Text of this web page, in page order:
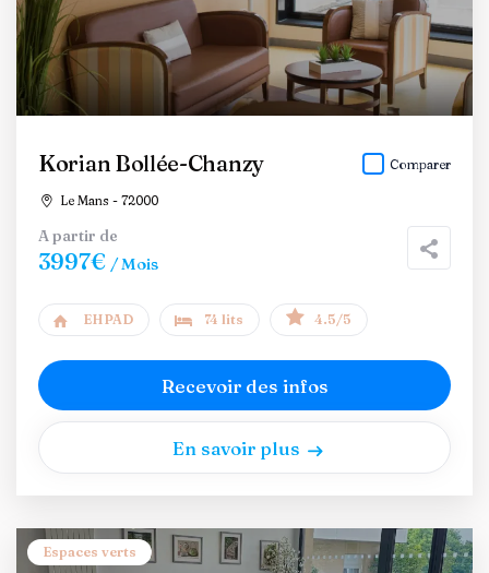
Korian Bollée-Chanzy
Le Mans - 72000
Comparer
A partir de
3997€ / Mois
EHPAD 74 lits 4.5/5
Recevoir des infos
En savoir plus
Espaces verts